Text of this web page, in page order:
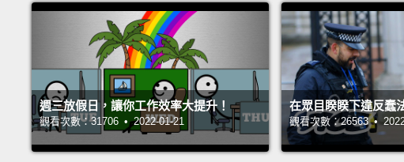
週三放假日，讓你工作效率大提升！
觀看次數：31706 • 2022-01-21
在眾目睽睽下違反蠢
觀看次數：26563 •